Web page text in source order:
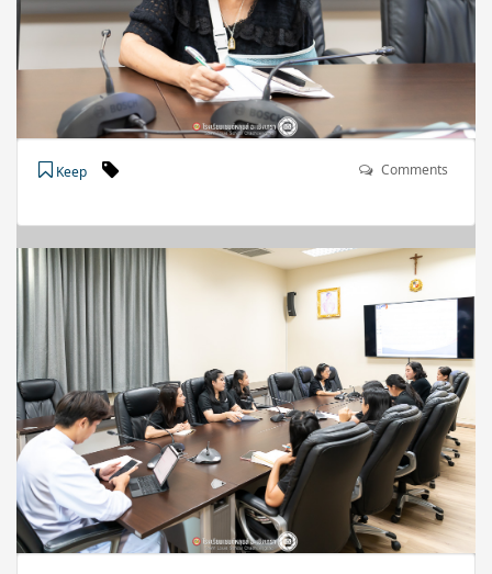
Keep Comments